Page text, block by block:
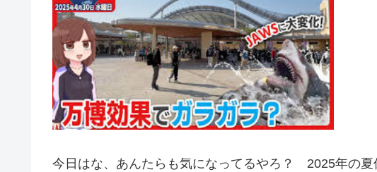
今日はな、あんたらも気になってるやろ？ 2025年の